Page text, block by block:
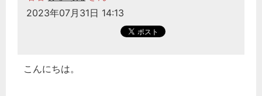
2023年07月31日 14:13
こんにちは。